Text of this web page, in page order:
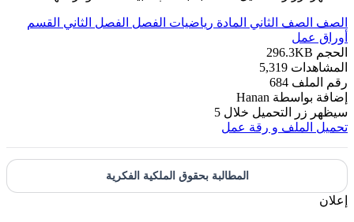
الصف الصف الثاني المادة رياضيات الفصل الفصل الثاني
القسم
أوراق عمل
الحجم 296.3KB
المشاهدات 5,319
رقم الملف 684
إضافة بواسطة Hanan
سيظهر زر التحميل خلال 5
تحميل الملف و رقة عمل
المطالبة بحقوق الملكية الفكرية
إعلان